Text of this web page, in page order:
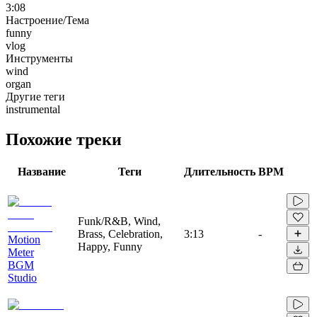
3:08
Настроение/Тема
funny
vlog
Инструменты
wind
organ
Другие теги
instrumental
Похожие треки
Название Теги Длительность BPM
Motion
Meter
BGM
Studio
Funk/R&B, Wind,
Brass, Celebration,
Happy, Funny
3:13 -